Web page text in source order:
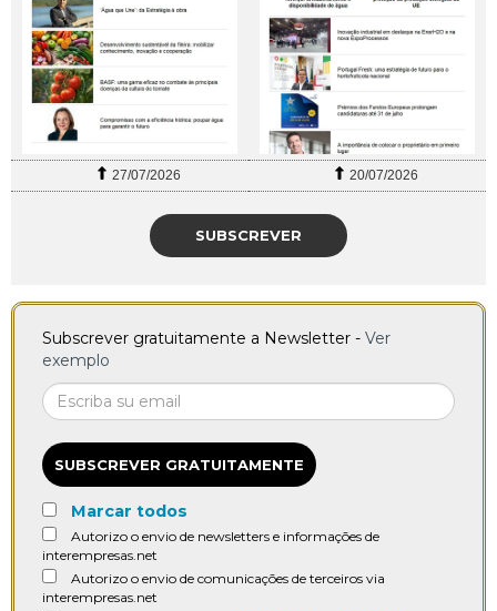
27/07/2026 20/07/2026
SUBSCREVER
Subscrever gratuitamente a Newsletter - Ver
exemplo
SUBSCREVER GRATUITAMENTE
Marcar todos
Autorizo o envio de newsletters e informações de
interempresas.net
Autorizo o envio de comunicações de terceiros via
interempresas.net